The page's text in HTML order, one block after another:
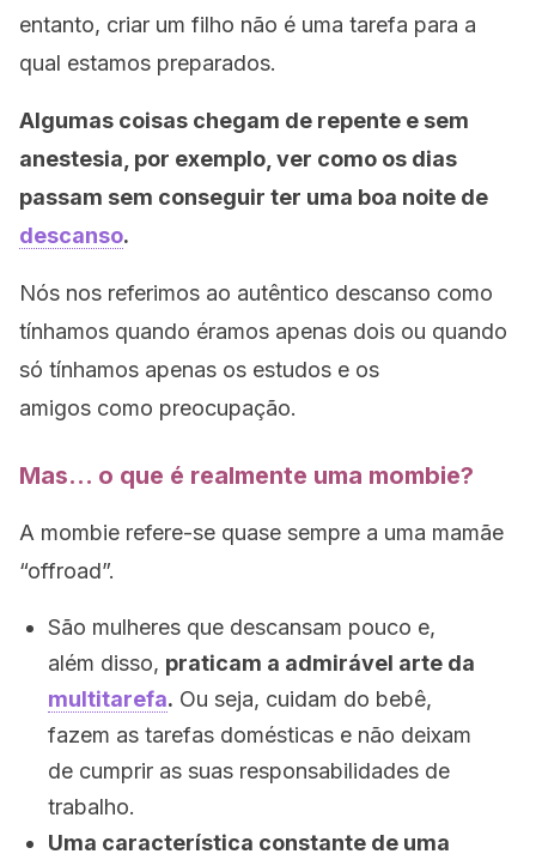
entanto, criar um filho não é uma tarefa para a
qual estamos preparados.
Algumas coisas chegam de repente e sem
anestesia, por exemplo, ver como os dias
passam sem conseguir ter uma boa noite de
descanso.
Nós nos referimos ao autêntico descanso como
tínhamos quando éramos apenas dois ou quando
só tínhamos apenas os estudos e os
amigos como preocupação.
Mas… o que é realmente uma mombie?
A mombie refere-se quase sempre a uma mamãe
“offroad”.
São mulheres que descansam pouco e,
além disso, praticam a admirável arte da
multitarefa. Ou seja, cuidam do bebê,
fazem as tarefas domésticas e não deixam
de cumprir as suas responsabilidades de
trabalho.
Uma característica constante de uma